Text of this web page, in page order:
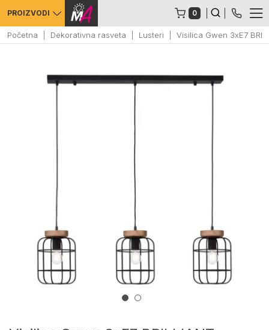
PROIZVODI 0
Početna Dekorativna rasveta Lusteri Visilica Gwen 3xE7